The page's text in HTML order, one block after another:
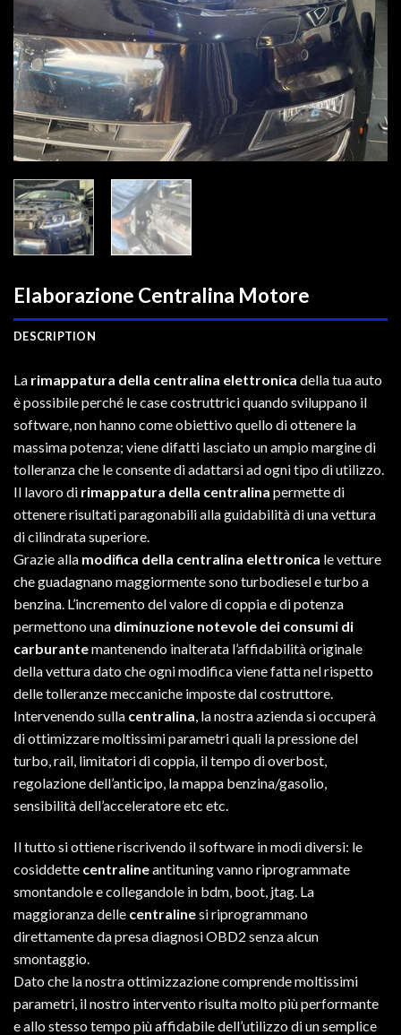
Elaborazione Centralina Motore
DESCRIPTION
La rimappatura della centralina elettronica della tua auto
è possibile perché le case costruttrici quando sviluppano il
software, non hanno come obiettivo quello di ottenere la
massima potenza; viene difatti lasciato un ampio margine di
tolleranza che le consente di adattarsi ad ogni tipo di utilizzo.
Il lavoro di rimappatura della centralina permette di
ottenere risultati paragonabili alla guidabilità di una vettura
di cilindrata superiore.
Grazie alla modifica della centralina elettronica le vetture
che guadagnano maggiormente sono turbodiesel e turbo a
benzina. L’incremento del valore di coppia e di potenza
permettono una diminuzione notevole dei consumi di
carburantemantenendo inalterata l’affidabilità originale
della vettura dato che ogni modifica viene fatta nel rispetto
delle tolleranze meccaniche imposte dal costruttore.
Intervenendo sulla centralina , la nostra azienda si occuperà
di ottimizzare moltissimi parametri quali la pressione del
turbo, rail, limitatori di coppia, il tempo di overbost,
regolazione dell’anticipo, la mappa benzina/gasolio,
sensibilità dell’acceleratore etc etc.
Il tutto si ottiene riscrivendo il software in modi diversi: le
cosiddette centralineantituning vanno riprogrammate
smontandole e collegandole in bdm, boot, jtag. La
maggioranza delle centralinesi riprogrammano
direttamente da presa diagnosi OBD2 senza alcun
smontaggio.
Dato che la nostra ottimizzazione comprende moltissimi
parametri, il nostro intervento risulta molto più performante
e allo stesso tempo più affidabile dell’utilizzo di un semplice